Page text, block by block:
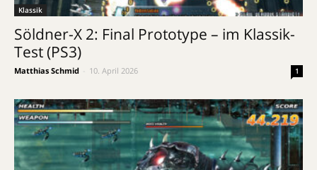
Klassik
Söldner-X 2: Final Prototype – im Klassik-
Test (PS3)
Matthias Schmid 10. April 2026 1